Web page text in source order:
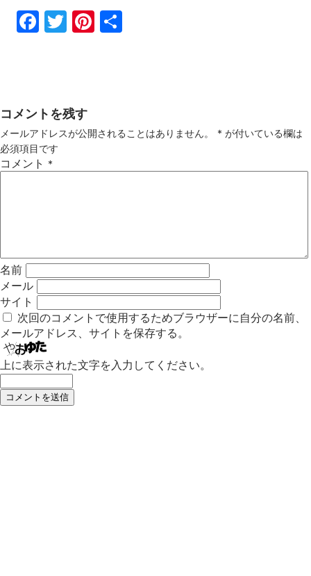
Fac
Twi
Pin
コメントを残す
メールアドレスが公開されることはありません。 * が付いている欄は
必須項目です
コメント *
名前
メール
サイト
次回のコメントで使用するためブラウザーに自分の名前、
メールアドレス、サイトを保存する。
上に表示された文字を入力してください。